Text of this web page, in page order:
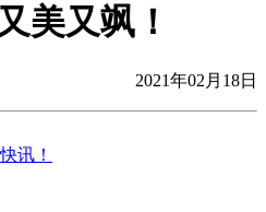
美又飒！
2021年02月18日
讯！